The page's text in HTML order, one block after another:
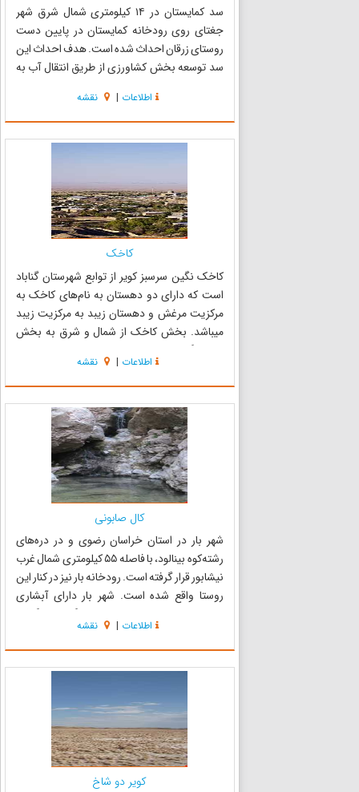
سد کمایستان در ۱۴ کیلومتری شمال شرق شهر
جغتای روی رودخانه کمایستان در پایین دست
روستای زرقان احداث شده است. هدف احداث این
سد توسعه بخش کشاورزی از طریق انتقال آب به
,ایجاد مرکز تفریحی و گردشگری و پرورش آبزیان
می‌باشد. سد کمایستان به دلیل نزدیکی به...
اطلاعات | نقشه
کاخک
کاخک نگین سرسبز کویر از توابع شهرستان گناباد
است که دارای دو دهستان به نام‌های کاخک به
مرکزیت مرغش و دهستان زیبد به مرکزیت زیبد
میباشد. بخش کاخک از شمال و شرق به بخش
مرکزی گناباد ، از شمال غرب به شهرستان بجستان از
غرب و جنوب غربی به بخش مرکزی شهرستان
فردوس و از جنوب به شهرستان سرایان و...
اطلاعات | نقشه
کال صابونی
شهر بار در استان خراسان رضوی و در دره‌های
رشته‌کوه بینالود، با فاصله ۵۵ کیلومتری شمال غرب
نیشابور قرار گرفته است. رودخانه بار نیز در کنار این
روستا واقع شده است. شهر بار دارای آبشاری
زیباست که در دل کوه و میان باغهای گردو قرار گرفته
است که به‌عنوان جاذبه‌های بار می‌توان نام
برد.روستای...
اطلاعات | نقشه
کویر دو شاخ